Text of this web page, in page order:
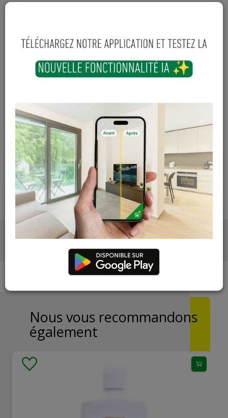
Gosselies
Court-St-Etienne 3 articles
Contactez Diffusion Menuiserie pour obtenir le temps de
réapprovisionnement pour ce produit
Les teintes, nuances et veinages des photos peuvent
varier par rapport au produit réel
PRODUITS ASSOCIÉSDESCRIPTION
Nous vous recommandons
également